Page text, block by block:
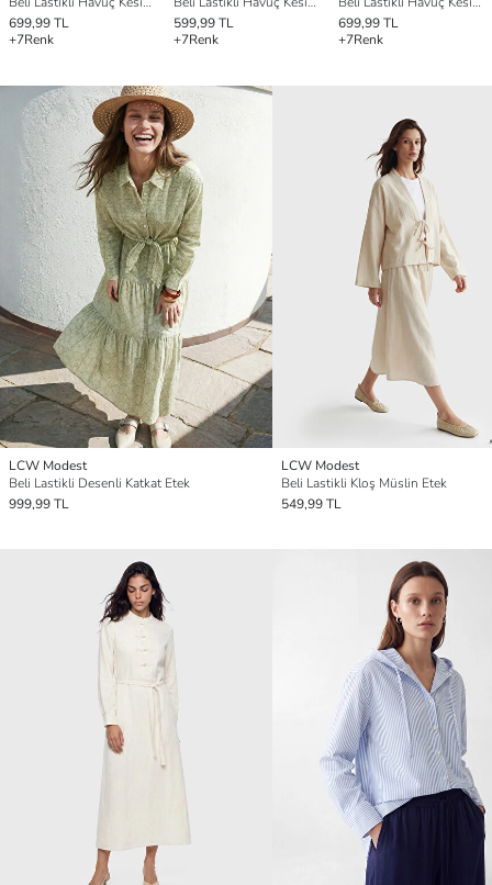
699,99 TL
+7Renk
599,99 TL
+7Renk
699,99 TL
+7Renk
LCW Modest
Beli Lastikli Desenli Katkat Etek
999,99 TL
LCW Modest
Beli Lastikli Kloş Müslin Etek
549,99 TL